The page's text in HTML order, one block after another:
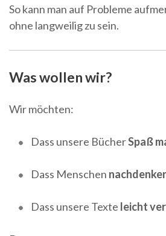
So kann man auf Probleme
ohne langweilig zu sein.
Was wollen wir?
Wir möchten:
Dass unsere BücherSpaß
Dass Menschen
Dass unsere Texte leicht